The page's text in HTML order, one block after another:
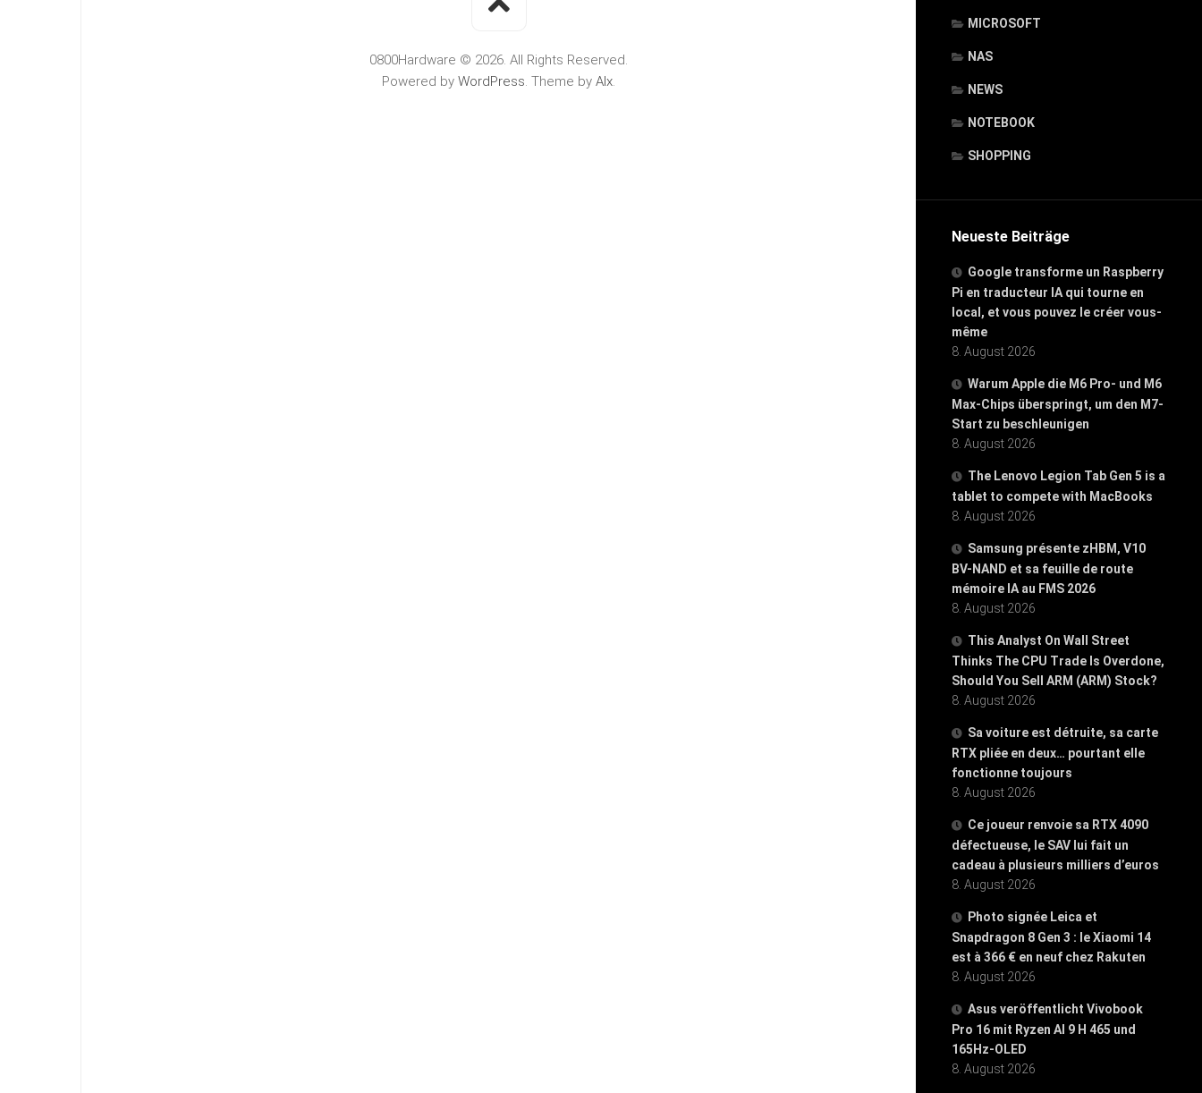
MICROSOFT
NAS
NEWS
NOTEBOOK
SHOPPING
Neueste Beiträge
Google transforme un Raspberry
Pi en traducteur IA qui tourne en
local, et vous pouvez le créer vous-
même
8. August 2026
Warum Apple die M6 Pro- und M6
Max-Chips überspringt, um den M7-
Start zu beschleunigen
8. August 2026
The Lenovo Legion Tab Gen 5 is a
tablet to compete with MacBooks
8. August 2026
Samsung présente zHBM, V10
BV-NAND et sa feuille de route
mémoire IA au FMS 2026
8. August 2026
This Analyst On Wall Street
Thinks The CPU Trade Is Overdone,
Should You Sell ARM (ARM) Stock?
8. August 2026
Sa voiture est détruite, sa carte
RTX pliée en deux… pourtant elle
fonctionne toujours
8. August 2026
Ce joueur renvoie sa RTX 4090
défectueuse, le SAV lui fait un
cadeau à plusieurs milliers d’euros
8. August 2026
Photo signée Leica et
Snapdragon 8 Gen 3 : le Xiaomi 14
est à 366 € en neuf chez Rakuten
8. August 2026
Asus veröffentlicht Vivobook
Pro 16 mit Ryzen AI 9 H 465 und
165Hz-OLED
8. August 2026
0800Hardware © 2026. All Rights Reserved.
Powered by WordPress. Theme by Alx.